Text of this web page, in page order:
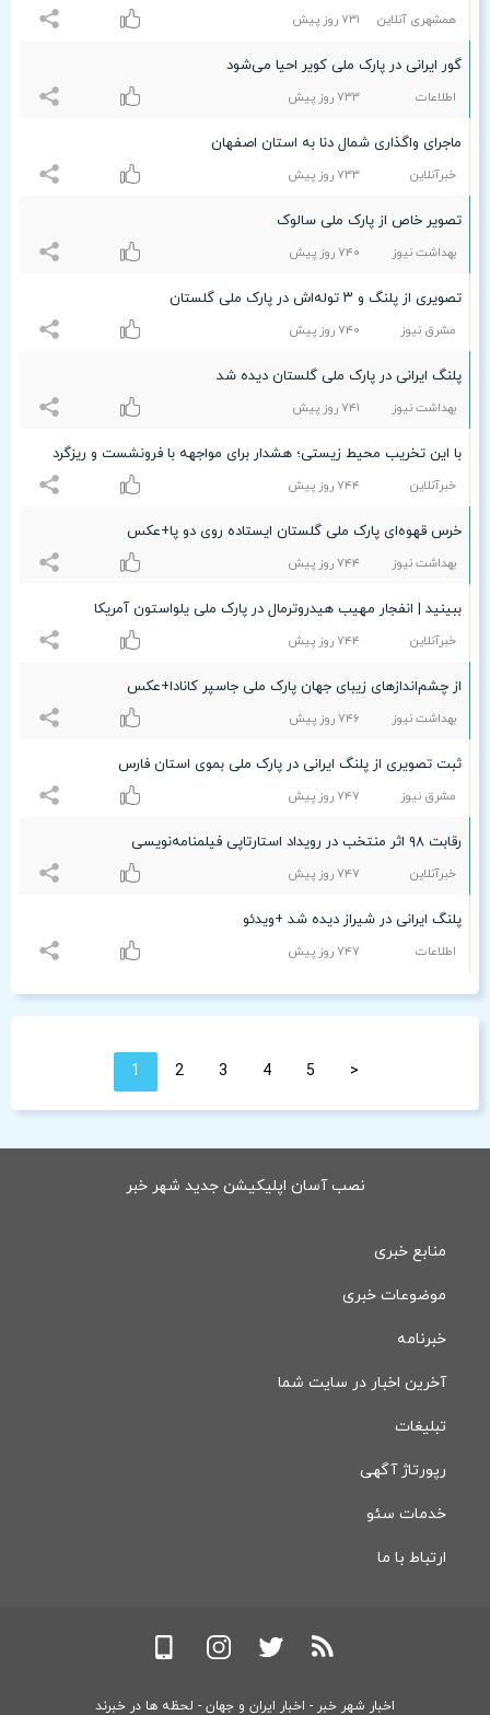
همشهری آنلاین ۷٣۱ روز پیش
گور ایرانی در پارک ملی کویر احیا می‌شود
اطلاعات ۷٣٣ روز پیش
ماجرای واگذاری شمال دنا به استان اصفهان
خبرآنلاین ۷٣٣ روز پیش
تصویر خاص از پارک ملی سالوک
بهداشت نیوز ۷۴۰ روز پیش
تصویری از پلنگ و ۳ توله‌اش در پارک ملی گلستان
مشرق نیوز ۷۴۰ روز پیش
پلنگ ایرانی در پارک ملی گلستان دیده شد
بهداشت نیوز ۷۴۱ روز پیش
با این تخریب محیط زیستی؛ هشدار برای مواجهه با فرونشست و ریزگرد
خبرآنلاین ۷۴۴ روز پیش
خرس قهوه‌ای پارک ملی گلستان ایستاده روی دو پا+عکس
بهداشت نیوز ۷۴۴ روز پیش
ببینید | انفجار مهیب هیدروترمال در پارک ملی یلواستون آمریکا
خبرآنلاین ۷۴۴ روز پیش
از چشم‌اندازهای زیبای جهان پارک ملی جاسپر کانادا+عکس
بهداشت نیوز ۷۴۶ روز پیش
ثبت تصویری از پلنگ ایرانی در پارک ملی بموی استان فارس
مشرق نیوز ۷۴۷ روز پیش
رقابت ۹۸ اثر منتخب در رویداد استارتاپی فیلمنامه‌نویسی
خبرآنلاین ۷۴۷ روز پیش
پلنگ ایرانی در شیراز دیده شد +ویدئو
اطلاعات ۷۴۷ روز پیش
1 2 3 4 5 <
نصب آسان اپلیکیشن جدید شهر خبر
منابع خبری
موضوعات خبری
خبرنامه
آخرین اخبار در سایت شما
تبلیغات
رپورتاژ آگهی
خدمات سئو
ارتباط با ما
اخبار شهر خبر - اخبار ایران و جهان - لحظه ها در خبرند